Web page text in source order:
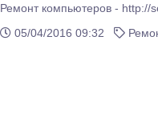
05/04/2016 09:32